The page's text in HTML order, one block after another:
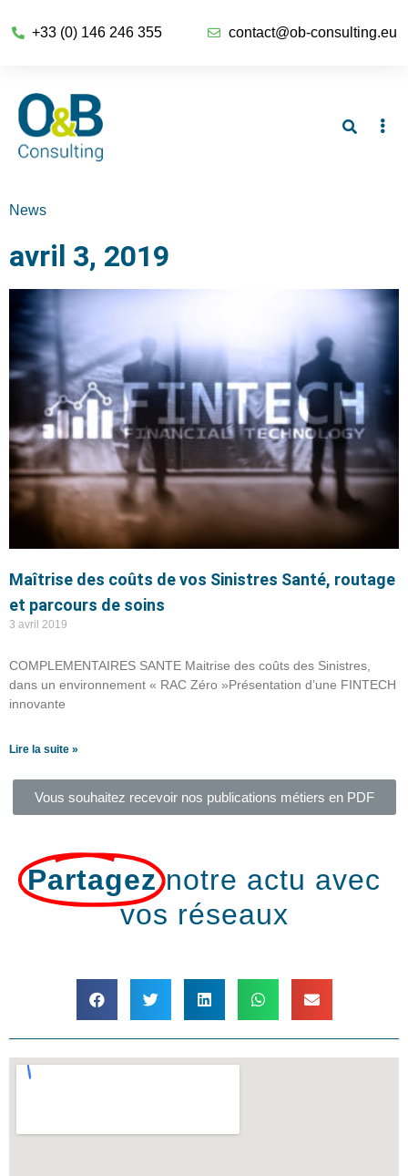
+33 (0) 146 246 355 contact@ob-consulting.eu
News
avril 3, 2019
Maîtrise des coûts de vos Sinistres Santé, routage
et parcours de soins
3 avril 2019
COMPLEMENTAIRES SANTE Maitrise des coûts des Sinistres,
dans un environnement « RAC Zéro »Présentation d’une FINTECH
innovante
Lire la suite »
Vous souhaitez recevoir nos publications métiers en PDF
Partagez notre actu avec
vos réseaux